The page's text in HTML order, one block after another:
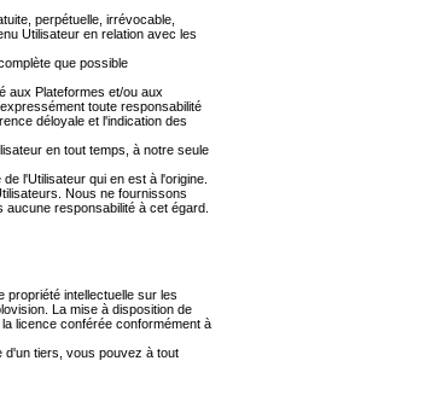
perpétuelle, irrévocable,
Utilisateur en relation avec les
que possible
aux Plateformes et/ou aux
toute responsabilité
déloyale et l'indication des
en tout temps, à notre seule
l'Utilisateur qui en est à l'origine.
Nous ne fournissons
responsabilité à cet égard.
propriété intellectuelle sur les
La mise à disposition de
licence conférée conformément à
d'un tiers, vous pouvez à tout